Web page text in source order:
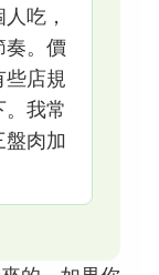
吃，
奏。價
些店規
。我常
肉加